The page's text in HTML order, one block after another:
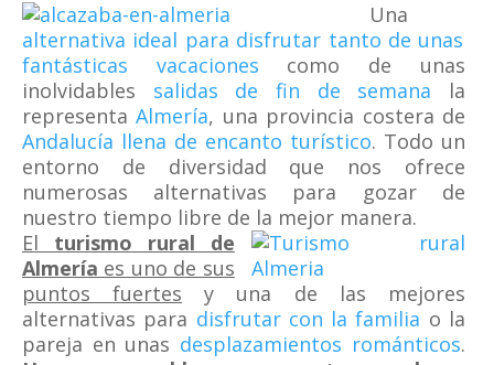
Una
alternativa ideal para disfrutar tanto de unas
fantásticas vacaciones como de unas
inolvidables salidas de fin de semana la
representaAlmería, una provincia costera de
Andalucía llena de encanto turístico. Todo un
entorno de diversidad que nos ofrece
numerosas alternativas para gozar de
nuestro tiempo libre de la mejor manera.
El turismo rural de
Almería es uno de sus
puntos fuertes y una de las mejores
alternativas para disfrutar con la familia o la
pareja en unas desplazamientos románticos.